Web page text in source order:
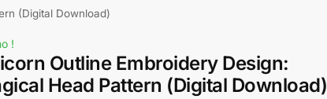
(Digital Download)
!
Outline Embroidery Design:
Head Pattern (Digital Download)